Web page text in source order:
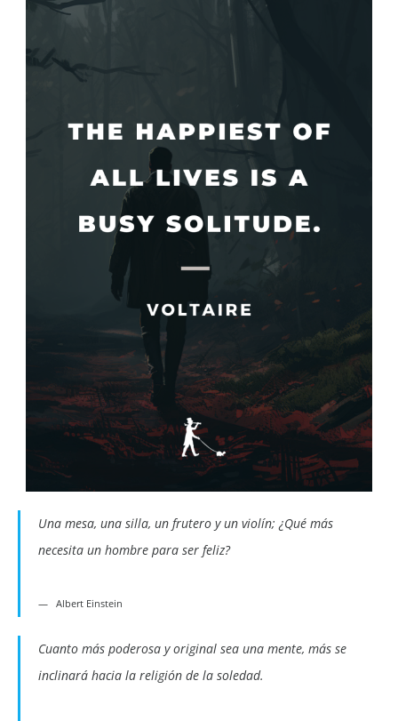
Una mesa, una silla, un frutero y un violín; ¿Qué más
necesita un hombre para ser feliz?
Albert Einstein
Cuanto más poderosa y original sea una mente, más se
inclinará hacia la religión de la soledad.